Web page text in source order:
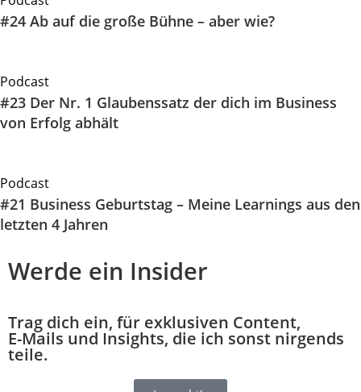
#24 Ab auf die große Bühne – aber wie?
Podcast
#23 Der Nr. 1 Glaubenssatz der dich im Business
von Erfolg abhält
Podcast
#21 Business Geburtstag – Meine Learnings aus den
letzten 4 Jahren
Werde ein Insider
Trag dich ein, für exklusiven Content,
E-Mails und Insights, die ich sonst nirgends
teile.